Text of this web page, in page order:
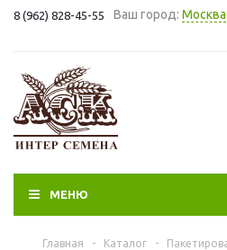
8 (962) 828-45-55 Ваш город: Москва
МЕНЮ
Главная - Каталог -